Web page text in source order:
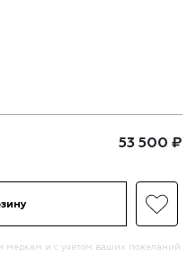
53 500 ₽
меркам и с учётом ваших пожеланий